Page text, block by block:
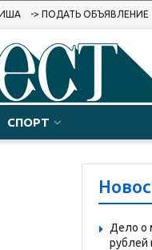
-> ПОДАТЬ ОБЪЯВЛЕНИЕ
СПОРТ
Дело о
рублей